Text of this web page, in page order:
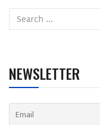
NEWSLETTER